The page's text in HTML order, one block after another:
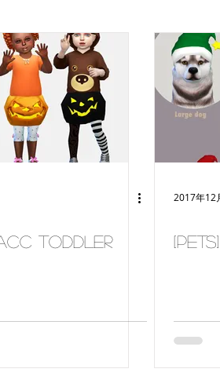
make-up Back to School
acc toddler
2017年12